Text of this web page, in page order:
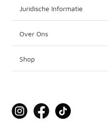
Juridische Informatie
Over Ons
Shop